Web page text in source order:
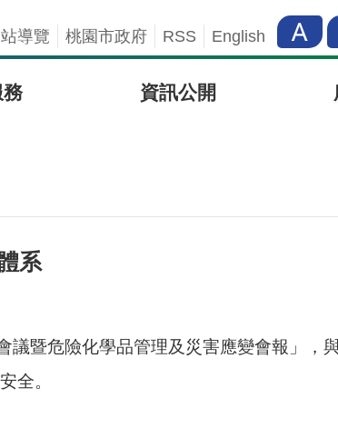
導覽 桃園市政府 RSS English
務 資訊公開
系
暨危險化學品管理及災害應變會報」，
全。